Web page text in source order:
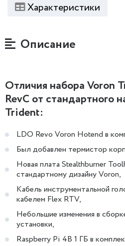
Характеристики
Описание
Отличия набора Voron
RevC от стандартного
Trident:
LDO Revo Voron Hotend в
Был добавлен термистор
Новая плата Stealthburner
стандартному дизайну Voron,
Кабель инструментальной
кабелем Flex RTV,
Небольшие изменения в
установки,
Raspberry Pi 4B 1 ГБ в